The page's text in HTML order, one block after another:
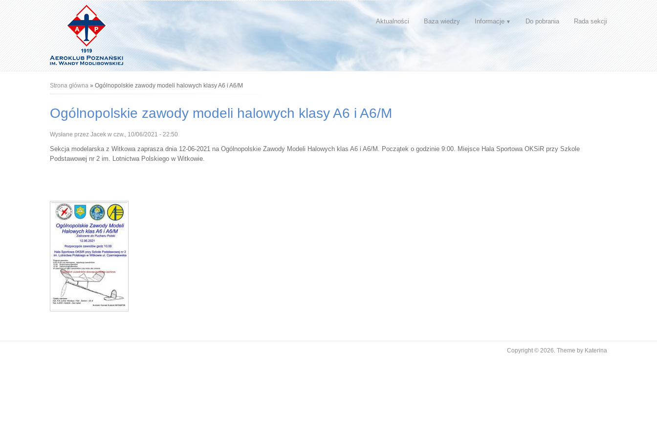
Aktualności Baza wiedzy Informacje Do pobrania Rada sekcji
Jesteś tutaj
Strona główna » Ogólnopolskie zawody modeli halowych klasy A6 i A6/M
Ogólnopolskie zawody modeli halowych klasy A6 i A6/M
Wysłane przez Jacek w czw., 10/06/2021 - 22:50
Sekcja modelarska z Witkowa zaprasza dnia 12-06-2021 na Ogólnopolskie Zawody Modeli Halowych klas A6 i A6/M. Początek o godzinie 9:00. Miejsce Hala Sportowa OKSiR przy Szkole
Podstawowej nr 2 im. Lotnictwa Polskiego w Witkowie.
Copyright © 2026. Theme by Katerina